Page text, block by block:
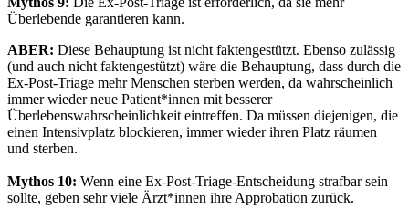
Überlebende garantieren kann.
ABER: Diese Behauptung ist nicht faktengestützt. Ebenso zulässig
(und auch nicht faktengestützt) wäre die Behauptung, dass durch die
Ex-Post-Triage mehr Menschen sterben werden, da wahrscheinlich
immer wieder neue Patient*innen mit besserer
Überlebenswahrscheinlichkeit eintreffen. Da müssen diejenigen, die
einen Intensivplatz blockieren, immer wieder ihren Platz räumen
und sterben.
Mythos 10: Wenn eine Ex-Post-Triage-Entscheidung strafbar sein
sollte, geben sehr viele Ärzt*innen ihre Approbation zurück.